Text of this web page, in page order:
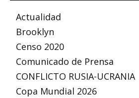
Actualidad
Brooklyn
Censo 2020
Comunicado de Prensa
CONFLICTO RUSIA-UCRANIA
Copa Mundial 2026